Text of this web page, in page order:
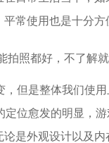
常使用也是十分方
但是整体我们使
位愈发的明显，
是外观设计以及